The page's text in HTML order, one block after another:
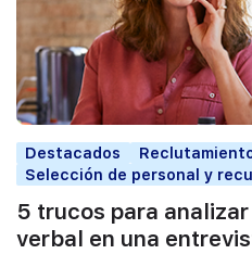
Destacados
Selección de personal y
5 trucos para
verbal en una